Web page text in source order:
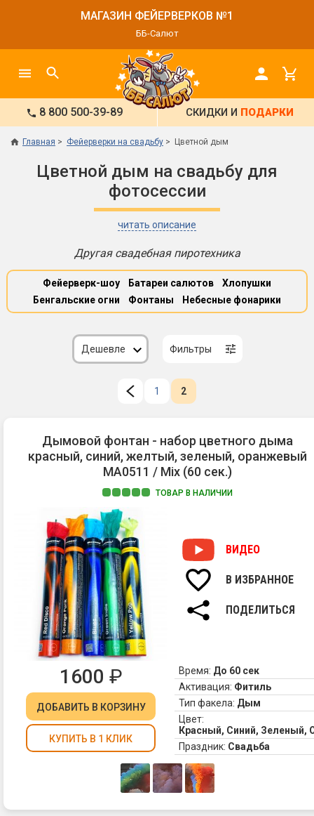
МАГАЗИН ФЕЙЕРВЕРКОВ №1
ББ-Салют
8 800 500-39-89 СКИДКИ И ПОДАРКИ
Главная Фейерверки на свадьбу Цветной дым
Цветной дым на свадьбу для
фотосессии
читать описание
Другая свадебная пиротехника
Фейерверк-шоу Батареи салютов
Хлопушки
Бенгальские огни
Фонтаны Небесные фонарики
Дешевле Фильтры
1 2
Дымовой фонтан - набор цветного дыма
красный, синий, желтый, зеленый, оранжевый
MA0511 / Mix (60 сек.)
ТОВАР В НАЛИЧИИ
ВИДЕО
В ИЗБРАННОЕ
ПОДЕЛИТЬСЯ
1600 ₽
ДОБАВИТЬ В КОРЗИНУ
КУПИТЬ В 1 КЛИК
Время: До 60 сек
Активация: Фитиль
Тип факела: Дым
Цвет:
Красный, Синий,
Праздник: Свадьба